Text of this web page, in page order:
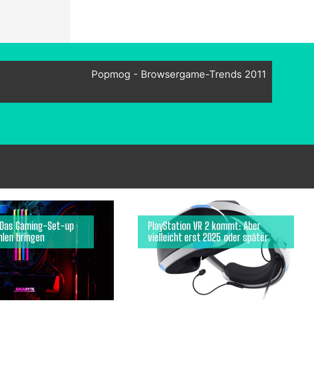
Popmog - Browsergame-Trends 2011
Gaming-Set-up
bringen
PlayStation VR 2 kommt: Aber
vielleicht erst 2025 oder später